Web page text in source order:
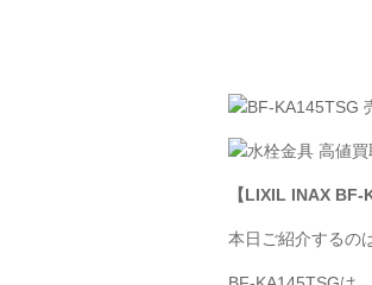
【LIXIL INAX BF-
本日ご紹介するの